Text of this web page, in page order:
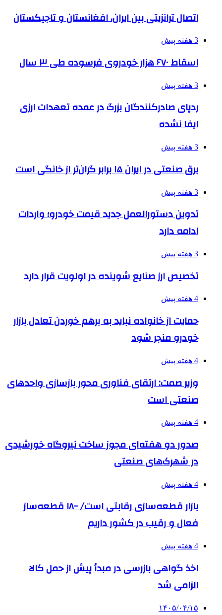
اتصال ترانزیتی بین ایران، افغانستان و تاجیکستان
3 هفته پیش
اسقاط ۶۷۰ هزار خودروی فرسوده طی ۳ سال
3 هفته پیش
ردپای صادرکنندگان بزرگ در عمده تعهدات ارزی
ایفا نشده
3 هفته پیش
برق صنعتی در ایران ۱۵ برابر گران‌تر از خانگی است
3 هفته پیش
تدوین دستورالعمل جدید قیمت خودرو؛ واردات
ادامه دارد
3 هفته پیش
تخصیص ارز صنایع شوینده در اولویت قرار دارد
4 هفته پیش
حمایت از خانواده نباید به برهم خوردن تعادل بازار
خودرو منجر شود
4 هفته پیش
وزیر صمت: ارتقای فناوری محور بازسازی واحدهای
صنعتی است
4 هفته پیش
صدور دو هفته‌ای مجوز ساخت نیروگاه خورشیدی
در شهرک‌های صنعتی
4 هفته پیش
بازار قطعه‌سازی رقابتی است/ ۱۸۰۰ قطعه‌ساز
فعال و رقیب در کشور داریم
4 هفته پیش
اخذ گواهی بازرسی در مبدأ پیش از حمل کالا
الزامی شد
۱۴۰۵/۰۴/۱۵